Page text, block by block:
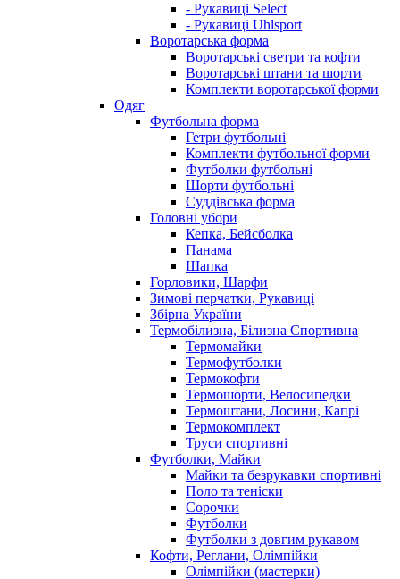
- Рукавиці Select
- Рукавиці Uhlsport
Воротарська форма
Воротарські светри та кофти
Воротарські штани та шорти
Комплекти воротарської форми
Одяг
Футбольна форма
Гетри футбольні
Комплекти футбольної форми
Футболки футбольні
Шорти футбольні
Суддівська форма
Головні убори
Кепка, Бейсболка
Панама
Шапка
Горловики, Шарфи
Зимові перчатки, Рукавиці
Збірна України
Термобілизна, Білизна Спортивна
Термомайки
Термофутболки
Термокофти
Термошорти, Велосипедки
Термоштани, Лосини, Капрі
Термокомплект
Труси спортивні
Футболки, Майки
Майки та безрукавки спортивні
Поло та теніски
Сорочки
Футболки
Футболки з довгим рукавом
Кофти, Реглани, Олімпійки
Олімпійки (мастерки)